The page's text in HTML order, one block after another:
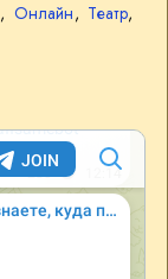
, Онлайн, Театр,